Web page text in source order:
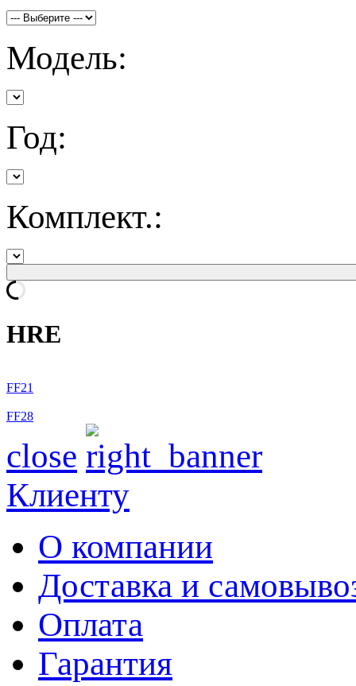
Модель:
Год:
Комплект.:
HRE
FF21
FF28
close
Клиенту
О компании
Доставка и
Оплата
Гарантия